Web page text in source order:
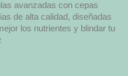
avanzadas con cepas
de alta calidad, diseñadas
los nutrientes y blindar tu